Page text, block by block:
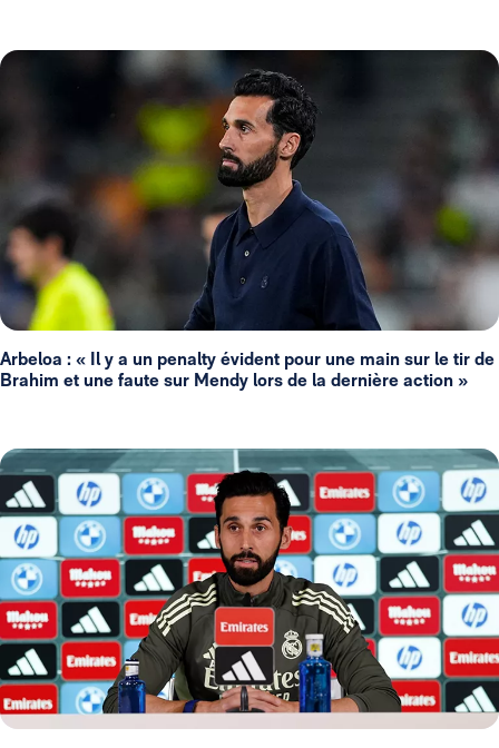
Arbeloa : « Il y a un penalty évident pour une main sur le tir de
Brahim et une faute sur Mendy lors de la dernière action »